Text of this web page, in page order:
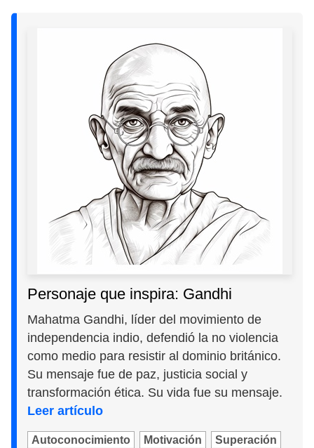
Personaje que inspira: Gandhi
Mahatma Gandhi, líder del movimiento de
independencia indio, defendió la no violencia
como medio para resistir al dominio británico.
Su mensaje fue de paz, justicia social y
transformación ética. Su vida fue su mensaje.
Leer artículo
Autoconocimiento Motivación Superación